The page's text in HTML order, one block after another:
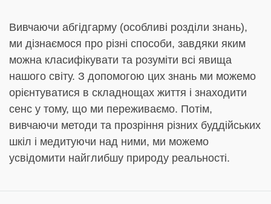
Вивчаючи абгідгарму (особливі розділи знань),
ми дізнаємося про різні способи, завдяки яким
можна класифікувати та розуміти всі явища
нашого світу. З допомогою цих знань ми можемо
орієнтуватися в складнощах життя і знаходити
сенс у тому, що ми переживаємо. Потім,
вивчаючи методи та прозріння різних буддійських
шкіл і медитуючи над ними, ми можемо
усвідомити найглибшу природу реальності.